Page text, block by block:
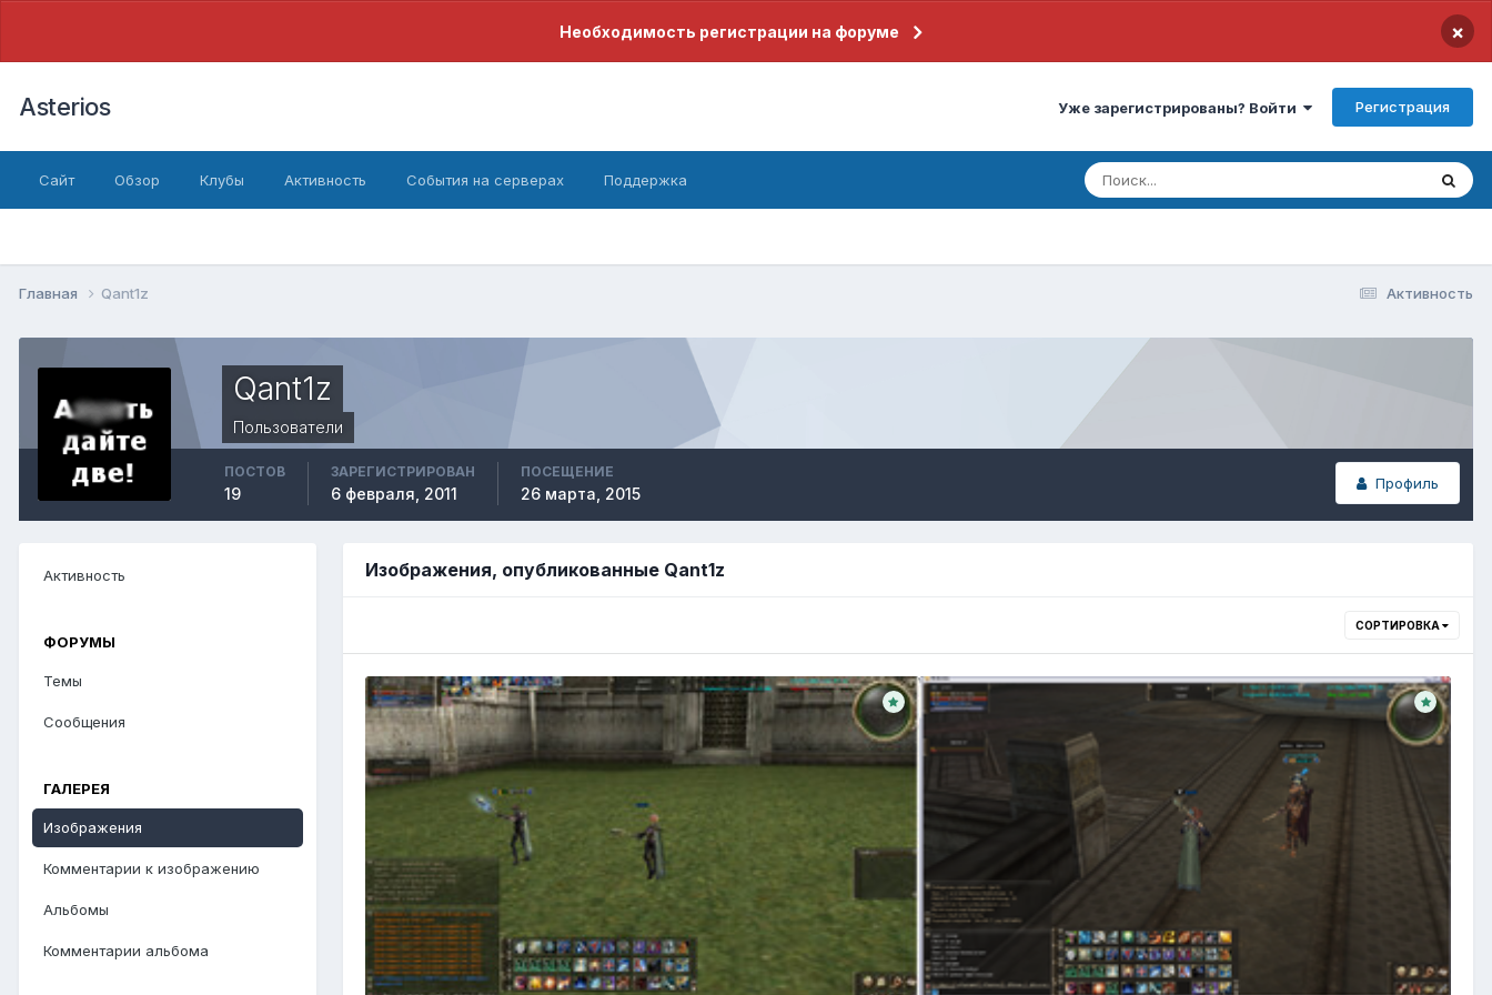
Необходимость регистрации на форуме ×
Asterios Уже зарегистрированы? Войти Регистрация
Сайт Обзор Клубы Активность События на серверах Поддержка
Активность
Главная Qant1z
Qant1z
Пользователи
Профиль
ПОСТОВ
19
ЗАРЕГИСТРИРОВАН
6 февраля, 2011
ПОСЕЩЕНИЕ
26 марта, 2015
Активность
ФОРУМЫ
Темы
Сообщения
ГАЛЕРЕЯ
Изображения
Комментарии к изображению
Альбомы
Комментарии альбома
Изображения, опубликованные Qant1z
СОРТИРОВКА